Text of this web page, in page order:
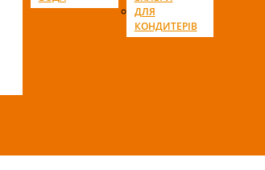
ДЛЯ
КОНДИТЕРІВ